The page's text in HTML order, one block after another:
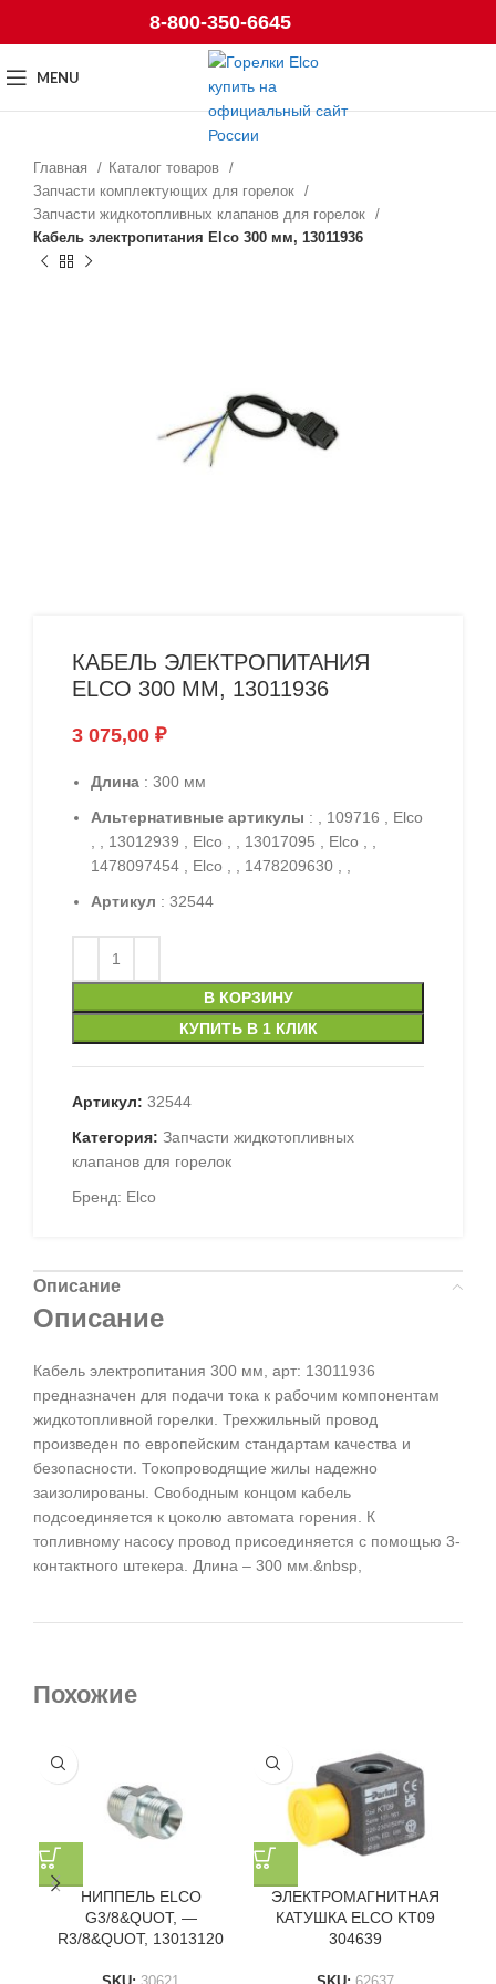
8-800-350-6645
MENU
Главная
Каталог товаров
Запчасти комплектующих для горелок
Запчасти жидкотопливных клапанов для горелок
Кабель электропитания Elco 300 мм, 13011936
КАБЕЛЬ ЭЛЕКТРОПИТАНИЯ
ELCO 300 ММ, 13011936
3 075,00 ₽
Длина : 300 мм
Альтернативные артикулы : , 109716 , Elco
, , 13012939 , Elco , , 13017095 , Elco , ,
1478097454 , Elco , , 1478209630 , ,
Артикул : 32544
В КОРЗИНУ
КУПИТЬ В 1 КЛИК
Артикул: 32544
Категория: Запчасти жидкотопливных
клапанов для горелок
Бренд: Elco
Описание
Описание
Кабель электропитания 300 мм, арт: 13011936
предназначен для подачи тока к рабочим компонентам
жидкотопливной горелки. Трехжильный провод
произведен по европейским стандартам качества и
безопасности. Токопроводящие жилы надежно
заизолированы. Свободным концом кабель
подсоединяется к цоколю автомата горения. К
топливному насосу провод присоединяется с помощью 3-
контактного штекера. Длина – 300 мм.&nbsp,
Похожие
НИППЕЛЬ ELCO
G3/8&QUOT, —
R3/8&QUOT, 13013120
SKU: 30621
ЭЛЕКТРОМАГНИТНАЯ
КАТУШКА ELCO KT09
304639
SKU: 62637